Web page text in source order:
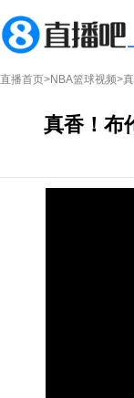
直播首页>NBA篮球视频>
真香！布